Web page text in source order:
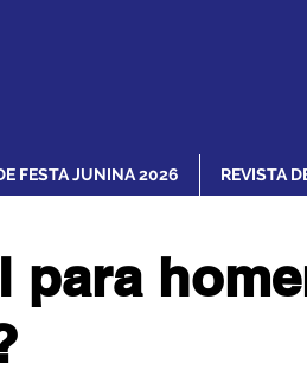
FESTA JUNINA 2026 REVISTA
para